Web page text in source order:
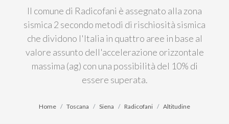
Il comune di Radicofani è assegnato alla zona
sismica 2 secondo metodi di rischiosità sismica
che dividono l'Italia in quattro aree in base al
valore assunto dell'accelerazione orizzontale
massima (ag) con una possibilità del 10% di
essere superata.
Home Toscana Siena Radicofani Altitudine